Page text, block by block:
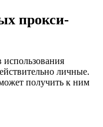
прокси-
личные.
получить к ним